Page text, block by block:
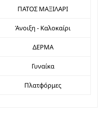
ΠΑΤΟΣ ΜΑΞΙΛΑΡΙ
Άνοιξη - Καλοκαίρι
ΔΕΡΜΑ
Γυναίκα
Πλατφόρμες